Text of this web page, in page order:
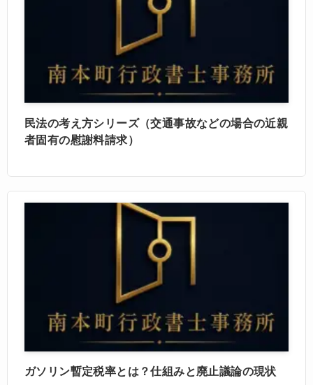
民法の考え方シリーズ（交通事故などの場合の近親
者固有の慰謝料請求）
ガソリン暫定税率とは？仕組みと廃止議論の現状